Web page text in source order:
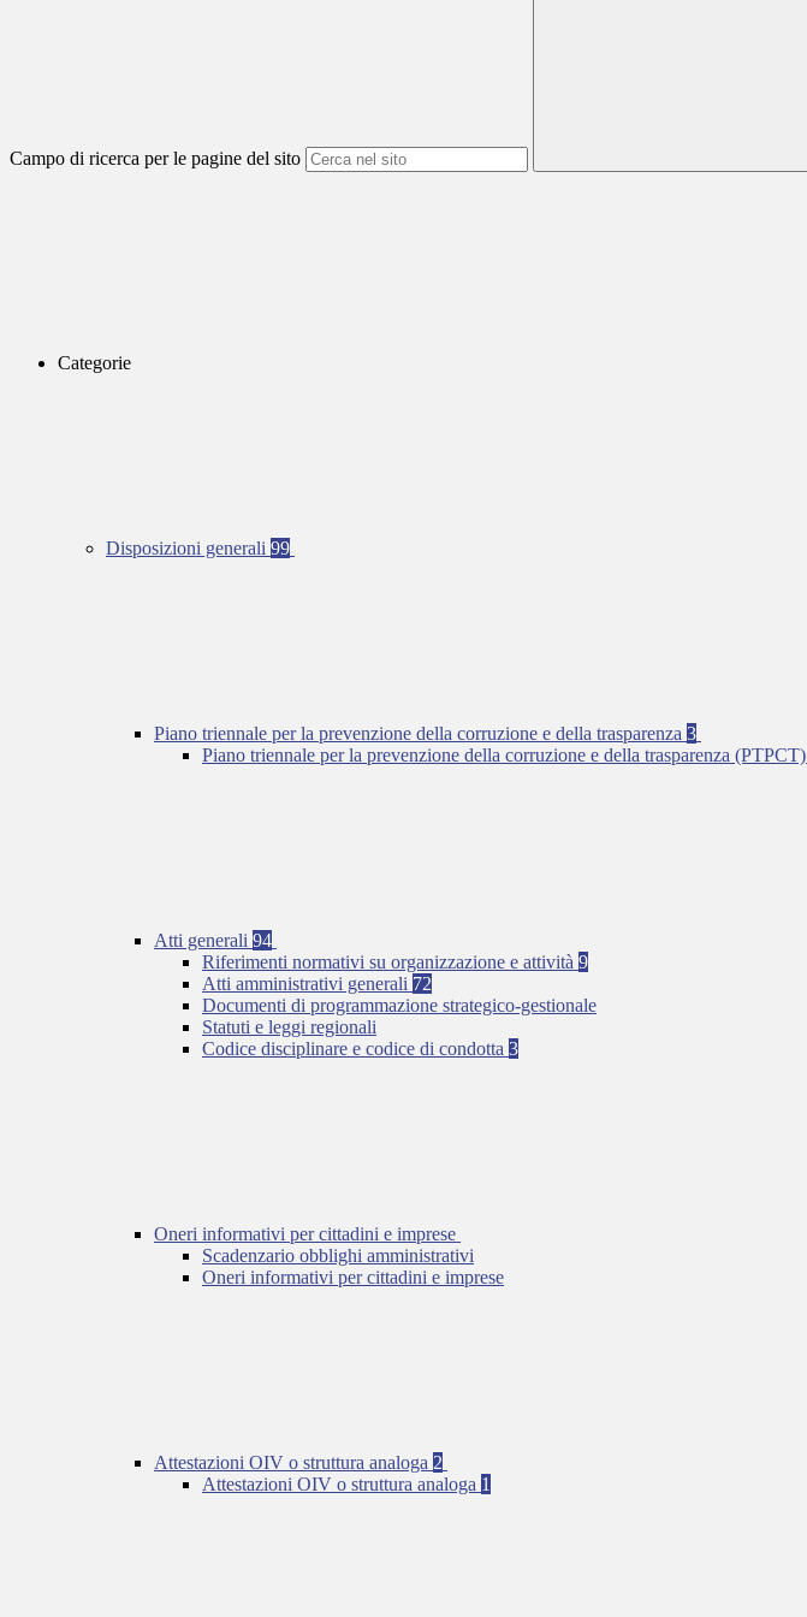
Campo di ricerca per le pagine del sito
Categorie
Disposizioni generali 99
Piano triennale per la prevenzione della corruzione e della trasparenza 3
Piano triennale per la prevenzione della corruzione e della trasparenza (PTPCT)
Atti generali 94
Riferimenti normativi su organizzazione e attività 9
Atti amministrativi generali 72
Documenti di programmazione strategico-gestionale
Statuti e leggi regionali
Codice disciplinare e codice di condotta 3
Oneri informativi per cittadini e imprese
Scadenzario obblighi amministrativi
Oneri informativi per cittadini e imprese
Attestazioni OIV o struttura analoga 2
Attestazioni OIV o struttura analoga 1